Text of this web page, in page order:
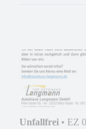
Unfallfrei • EZ